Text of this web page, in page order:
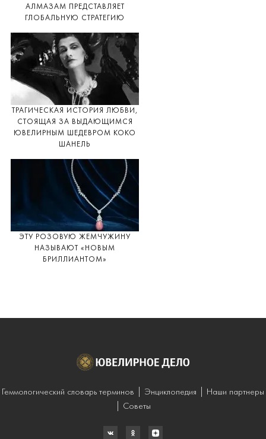
АЛМАЗАМ ПРЕДСТАВЛЯЕТ
ГЛОБАЛЬНУЮ СТРАТЕГИЮ
ТРАГИЧЕСКАЯ ИСТОРИЯ ЛЮБВИ,
СТОЯЩАЯ ЗА ВЫДАЮЩИМСЯ
ЮВЕЛИРНЫМ ШЕДЕВРОМ КОКО
ШАНЕЛЬ
ЭТУ РОЗОВУЮ ЖЕМЧУЖИНУ
НАЗЫВАЮТ «НОВЫМ
БРИЛЛИАНТОМ»
Геммологический словарь терминов Энциклопедия
Наши партнеры
Советы